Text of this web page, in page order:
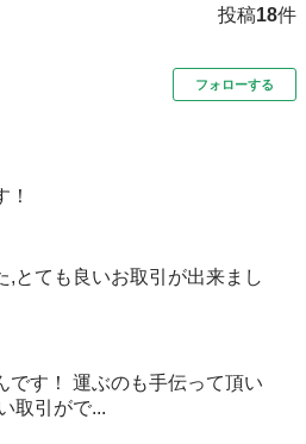
投稿18件
フォローする
,とても良いお取引が出来まし
です！ 運ぶのも手伝って頂い
取引がで...